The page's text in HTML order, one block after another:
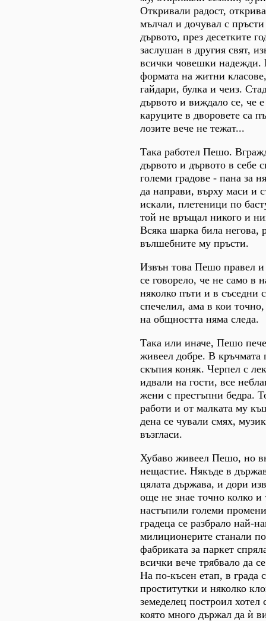
Откривали радост,
мълчал и дочувал с
дървото, през десетките
заслушан в другия свят,
всички човешки надежди.
формата на житни
гайдари, булка и чеиз.
дървото и виждало се, че е
каруците в дворовете са
лозите вече не тежат...
Така работел Пешо.
дървото и дървото в себе
големи градове - пана за
да направи, върху маси и
искали, плетеници по
той не връщал никого и
Всяка шарка била негова,
вълшебните му пръсти.
Извън това Пешо правел
се говорело, че не само в
няколко пъти и в съседни
спечелил, ама в кои
на общността няма следа.
Така или иначе, Пешо
живеел добре. В кръчмата
скъпия коняк. Черпел с
идвали на гости, все
жени с престъпни бедра.
работи и от малката му
дена се чували смях,
възгласи.
Хубаво живеел Пешо, но
нещастие. Някъде в
цялата държава, и дори
още не знае точно колко и
настъпили големи
градеца се разбрало най-
милиционерите станали
фабриката за паркет
всички вече трябвало да
На по-късен етап, в града
проститутки и няколко
земеделец построил хотел
която много държал да ѝ